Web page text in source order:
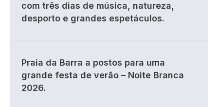
com três dias de música, natureza,
desporto e grandes espetáculos.
Praia da Barra a postos para uma
grande festa de verão – Noite Branca
2026.